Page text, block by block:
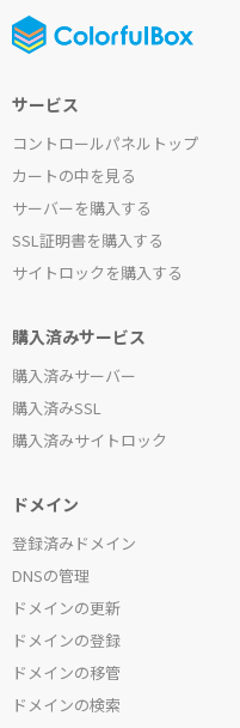
サービス
コントロールパネルトップ
カートの中を見る
サーバーを購入する
SSL証明書を購入する
サイトロックを購入する
購入済みサービス
購入済みサーバー
購入済みSSL
購入済みサイトロック
ドメイン
登録済みドメイン
DNSの管理
ドメインの更新
ドメインの登録
ドメインの移管
ドメインの検索